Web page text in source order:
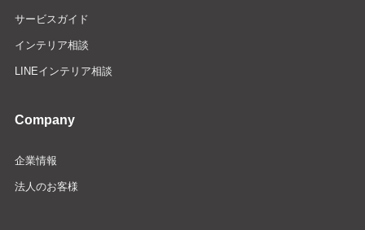
サービスガイド
インテリア相談
LINEインテリア相談
Company
企業情報
法人のお客様